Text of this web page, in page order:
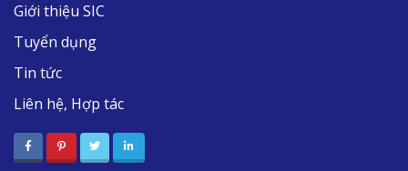
Giới thiệu SIC
Tuyển dụng
Tin tức
Liên hệ, Hợp tác